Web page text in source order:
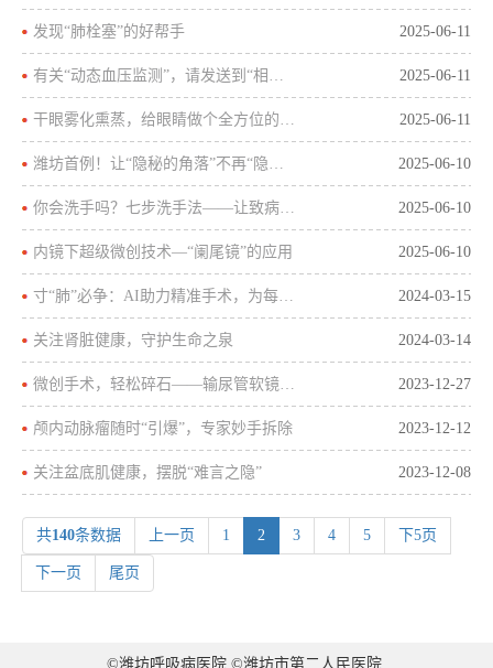
2025-06-11
发现“肺栓塞”的好帮手
2025-06-11
有关“动态血压监测”，请发送到“相亲相爱一家人”
2025-06-11
干眼雾化熏蒸，给眼睛做个全方位的SPA
2025-06-10
潍坊首例！让“隐秘的角落”不再“隐秘”！——潍坊市第二人民医院“微创技术”破解纵隔肿瘤谜团
2025-06-10
你会洗手吗？七步洗手法——让致病微生物远离你
2025-06-10
内镜下超级微创技术—“阑尾镜”的应用
2024-03-15
寸“肺”必争：AI助力精准手术，为每位患者量身定制
2024-03-14
关注肾脏健康，守护生命之泉
2023-12-27
微创手术，轻松碎石——输尿管软镜钬激光碎石术
2023-12-12
颅内动脉瘤随时“引爆”，专家妙手拆除
2023-12-08
关注盆底肌健康，摆脱“难言之隐”
共140条数据 上一页 1 2 3 4 5 下5页
下一页 尾页
©潍坊呼吸病医院 ©潍坊市第二人民医院.